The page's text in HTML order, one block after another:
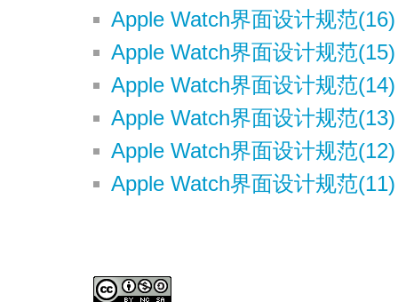
Apple Watch界面设计规范
Apple Watch界面设计规范
Apple Watch界面设计规范
Apple Watch界面设计规范
Apple Watch界面设计规范
Apple Watch界面设计规范